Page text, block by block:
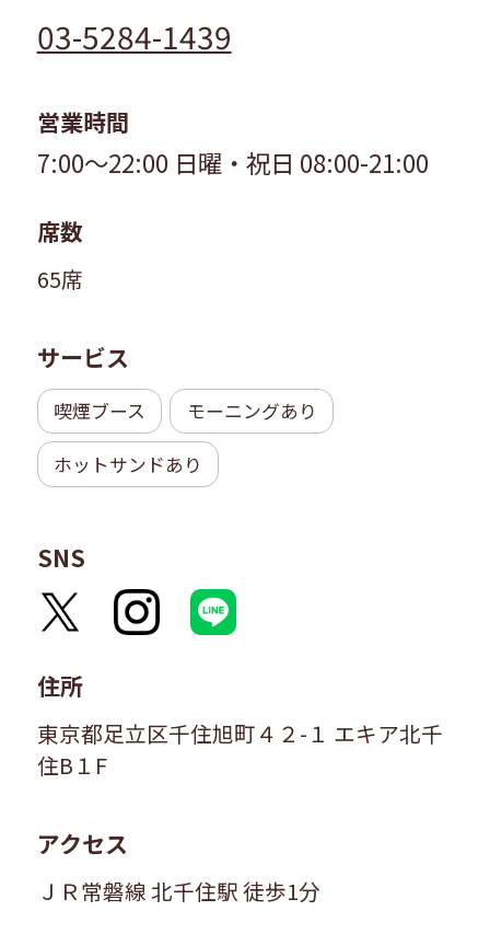
03-5284-1439
営業時間
7:00～22:00 日曜・祝日 08:00-21:00
席数
65席
サービス
喫煙ブース モーニングあり
ホットサンドあり
SNS
住所
東京都足立区千住旭町４２-１ エキア北千
住B１F
アクセス
ＪＲ常磐線 北千住駅 徒歩1分